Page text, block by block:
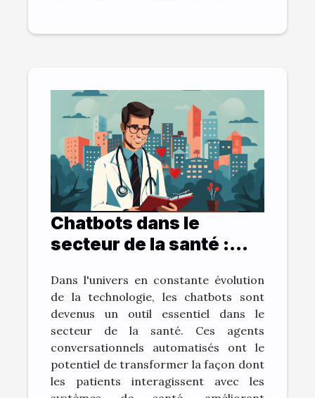
Chatbots dans le
secteur de la santé :
Dans l'univers en constante évolution
de la technologie, les chatbots sont
devenus un outil essentiel dans le
secteur de la santé. Ces agents
conversationnels automatisés ont le
potentiel de transformer la façon dont
les patients interagissent avec les